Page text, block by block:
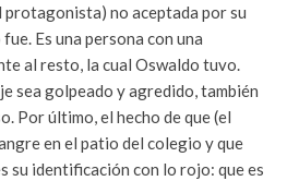
protagonista) no aceptada por su
Es una persona con una
al resto, la cual Oswaldo tuvo.
sea golpeado y agredido, también
Por último, el hecho de que (el
en el patio del colegio y que
su identificación con lo rojo: que es